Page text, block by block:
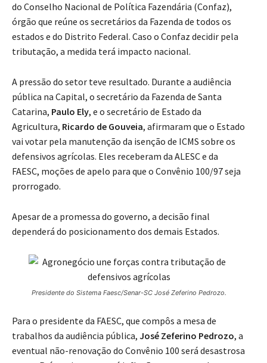
do Conselho Nacional de Política Fazendária (Confaz),
órgão que reúne os secretários da Fazenda de todos os
estados e do Distrito Federal. Caso o Confaz decidir pela
tributação, a medida terá impacto nacional.
A pressão do setor teve resultado. Durante a audiência
pública na Capital, o secretário da Fazenda de Santa
Catarina, Paulo Ely, e o secretário de Estado da
Agricultura, Ricardo de Gouveia, afirmaram que o Estado
vai votar pela manutenção da isenção de ICMS sobre os
defensivos agrícolas. Eles receberam da ALESC e da
FAESC, moções de apelo para que o Convênio 100/97 seja
prorrogado.
Apesar de a promessa do governo, a decisão final
dependerá do posicionamento dos demais Estados.
Presidente do Sistema Faesc/Senar-SC José Zeferino Pedrozo.
Para o presidente da FAESC, que compôs a mesa de
trabalhos da audiência pública, José Zeferino Pedrozo, a
eventual não-renovação do Convênio 100 será desastrosa